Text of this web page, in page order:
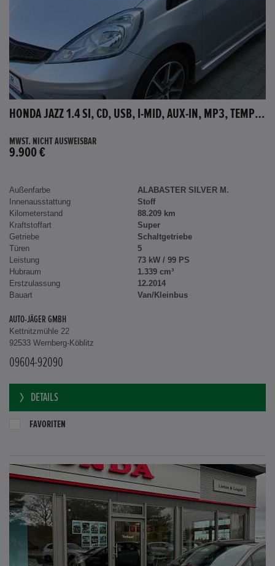
HONDA JAZZ 1.4 SI, CD, USB, I-MID, AUX-IN, MP3, TEMPOMAT
MWST. NICHT AUSWEISBAR
9.900 €
Außenfarbe
ALABASTER SILVER M.
Innenausstattung
Stoff
Kilometerstand
88.209 km
Kraftstoffart
Super
Getriebe
Schaltgetriebe
Türen
5
Leistung
73 kW / 99 PS
Hubraum
1.339 cm³
Erstzulassung
12.2014
Bauart
Van/Kleinbus
AUTO-JÄGER GMBH
Kettnitzmühle 22
92533 Wernberg-Köblitz
09604-92090
DETAILS
FAVORITEN